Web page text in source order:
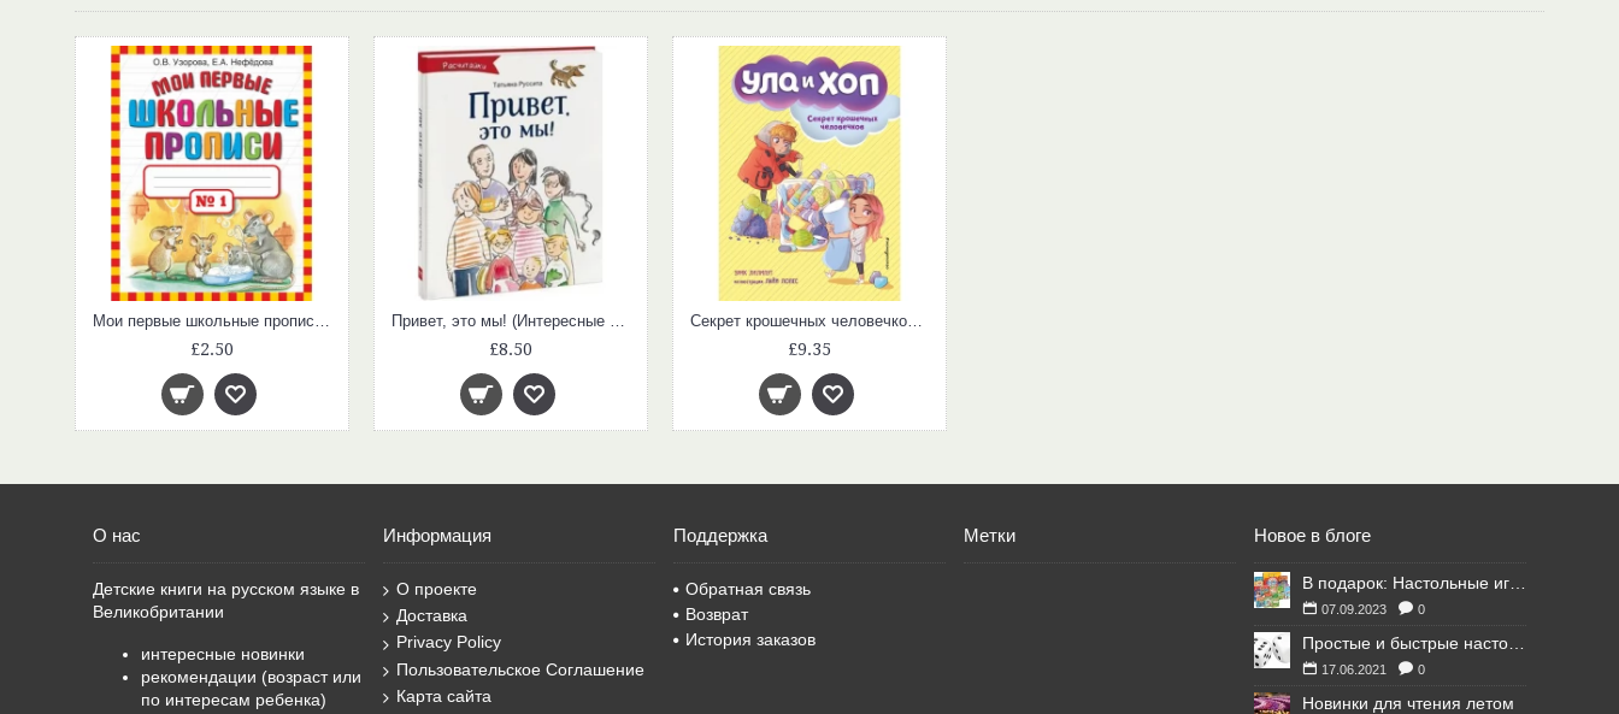
£2.50 £8.50 £9.35
О нас
Детские книги на русском языке в
Великобритании
интересные новинки
рекомендации (возраст или
по интересам ребенка)
Информация
О проекте
Доставка
Privacy Policy
Пользовательское Соглашение
Карта сайта
Поддержка
Обратная связь
Возврат
История заказов
Метки Новое в блоге
07.09.2023 0
17.06.2021 0
Новинки для чтения летом